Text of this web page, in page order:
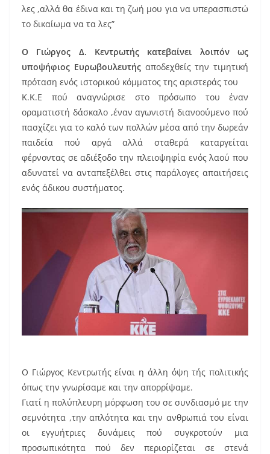
λες ,αλλά θα έδινα και τη ζωή μου για να υπερασπιστώ
το δικαίωμα να τα λες”
Ο Γιώργος Δ. Κεντρωτής κατεβαίνει λοιπόν ως
υποψήφιος Ευρωβουλευτήςαποδεχθείς την τιμητική
πρόταση ενός ιστορικού κόμματος της αριστεράς του
Κ.Κ.Ε πού αναγνώρισε στο πρόσωπο του έναν
οραματιστή δάσκαλο ,έναν αγωνιστή διανοούμενο πού
πασχίζει για το καλό των πολλών μέσα από την δωρεάν
παιδεία πού αργά αλλά σταθερά καταργείται
φέρνοντας σε αδιέξοδο την πλειοψηφία ενός λαού που
αδυνατεί να ανταπεξέλθει στις παράλογες απαιτήσεις
ενός άδικου συστήματος.
Ο Γιώργος Κεντρωτής είναι η άλλη όψη τής πολιτικής
όπως την γνωρίσαμε και την απορρίψαμε.
Γιατί η πολύπλευρη μόρφωση του σε συνδιασμό με την
σεμνότητα ,την απλότητα και την ανθρωπιά του είναι
οι εγγυήτριες δυνάμεις πού συγκροτούν μια
προσωπικότητα πού δεν περιορίζεται σε στενά